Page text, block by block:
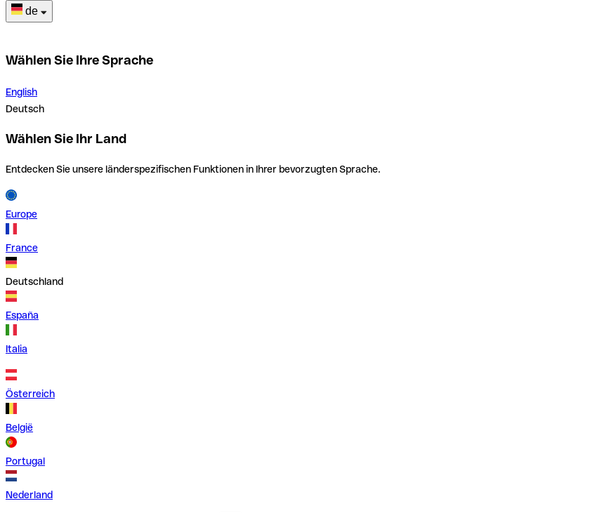
de
Wählen Sie Ihre Sprache
English
Deutsch
Wählen Sie Ihr Land
Entdecken Sie unsere länderspezifischen Funktionen in Ihrer bevorzugten Sprache.
Europe
France
Deutschland
España
Italia
Österreich
België
Portugal
Nederland